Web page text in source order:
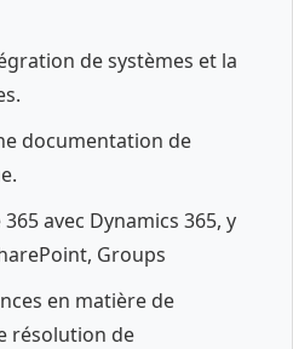
de systèmes et la
documentation de
avec Dynamics 365, y
Groups
en matière de
résolution de